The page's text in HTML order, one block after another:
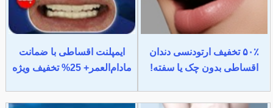
۵۰٪ تخفیف ارتودنسی دندان
اقساطی بدون چک یا سفته!
ایمپلنت اقساطی با ضمانت
مادام‌العمر+ 25% تخفیف ویژه